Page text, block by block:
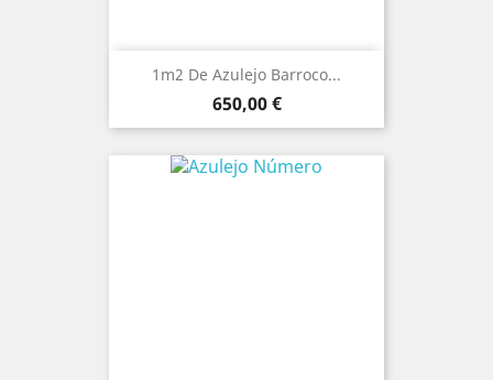
1m2 De Azulejo Barroco...
Precio
650,00 €